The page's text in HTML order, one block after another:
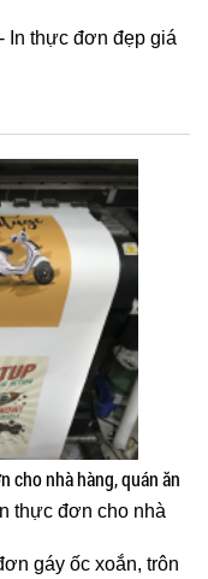
In thực đơn đẹp giá
cho nhà hàng, quán ăn
thực đơn cho nhà
gáy ốc xoắn, trôn